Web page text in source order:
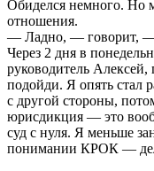
Обиделся немного. Но
отношения.
— Ладно, — говорит,
Через 2 дня в
руководитель
подойди. Я опять стал
с другой стороны,
юрисдикция — это
суд с нуля. Я меньше
понимании КРОК —